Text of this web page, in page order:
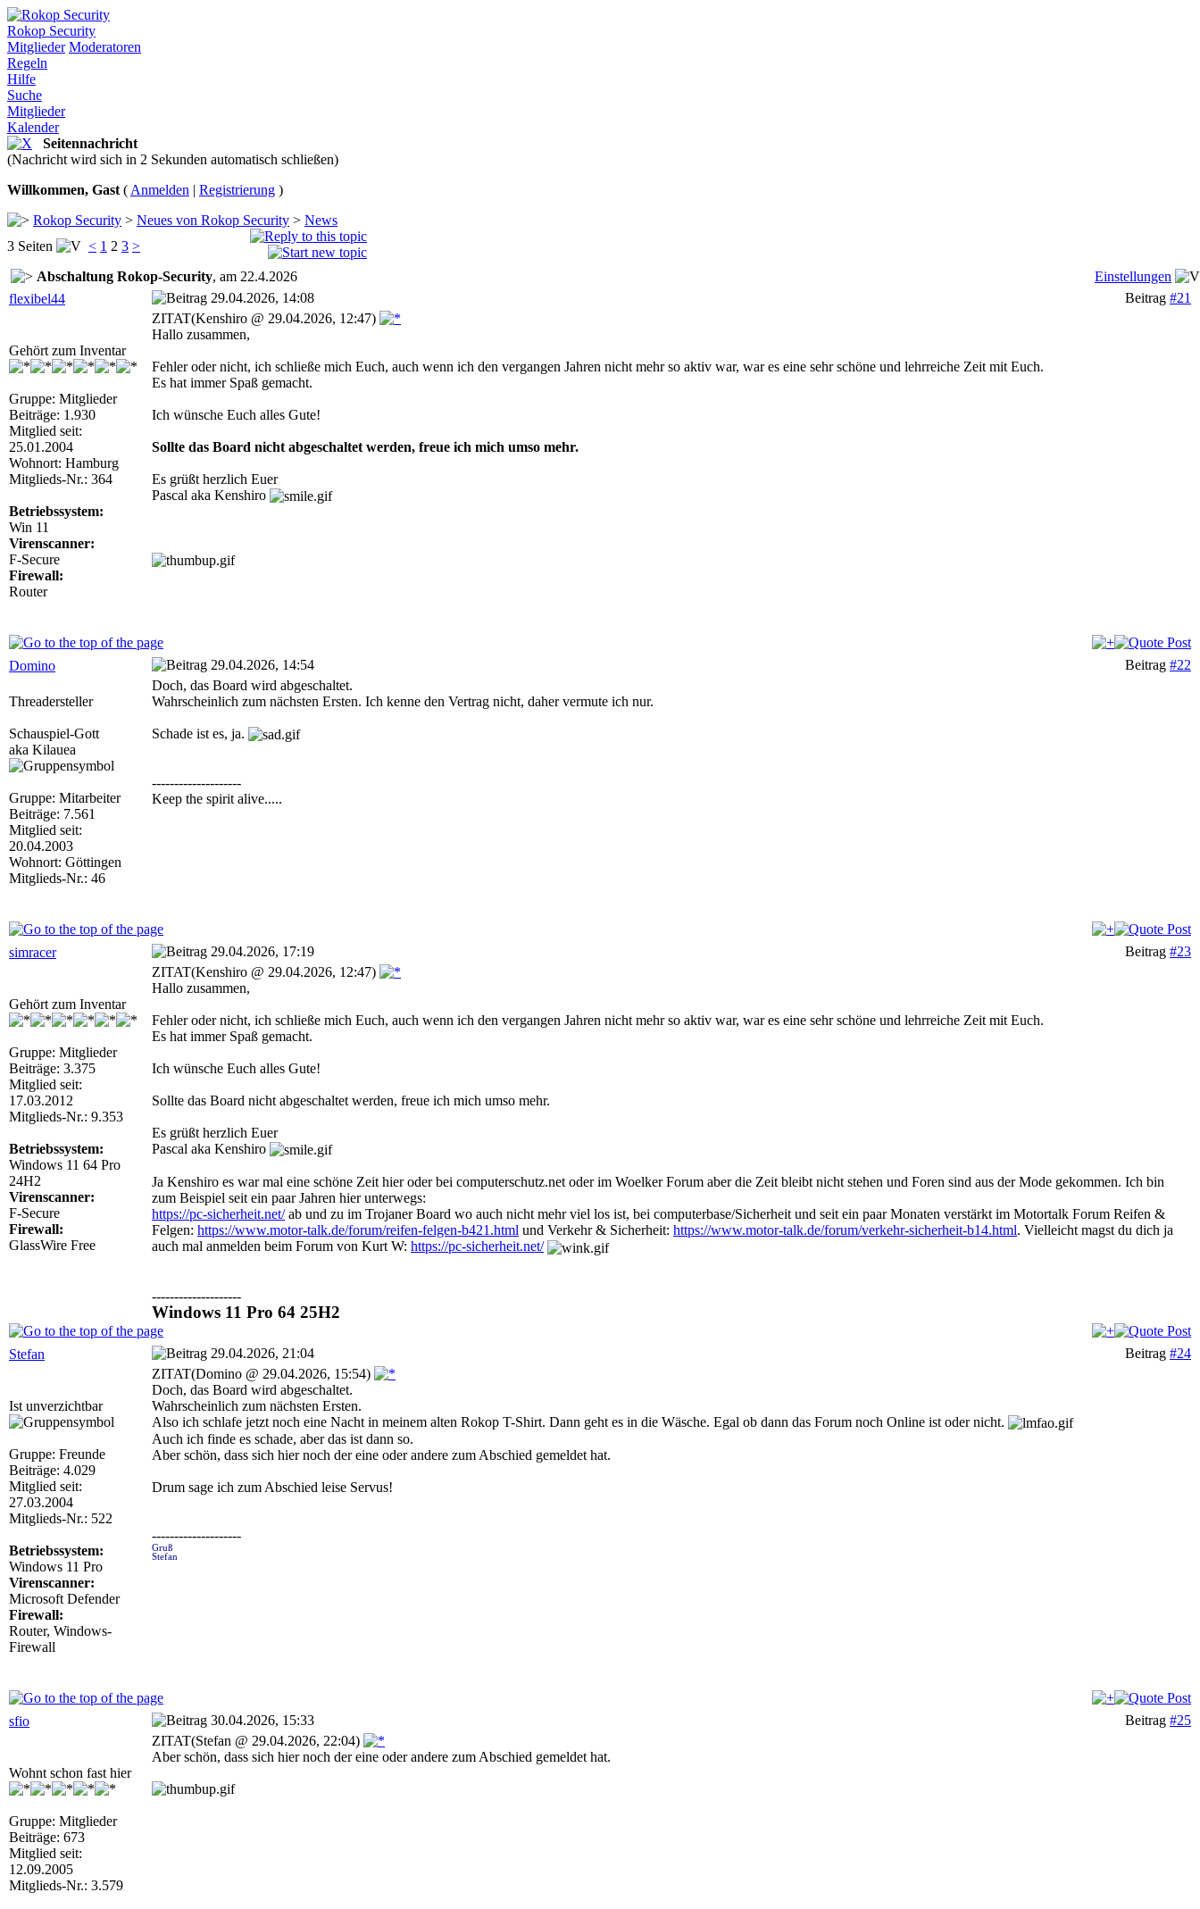
Rokop Security
Mitglieder Moderatoren
Regeln
Hilfe
Suche
Mitglieder
Kalender
Seitennachricht
(Nachricht wird sich in 2 Sekunden automatisch schließen)
Willkommen, Gast ( Anmelden | Registrierung )
Rokop Security > Neues von Rokop Security > News
3 Seiten
< 1 2 3 >
Abschaltung Rokop-Security, am 22.4.2026
Einstellungen
flexibel44
29.04.2026, 14:08 Beitrag #21
Gehört zum Inventar
Gruppe: Mitglieder
Beiträge: 1.930
Mitglied seit:
25.01.2004
Wohnort: Hamburg
Mitglieds-Nr.: 364
Betriebssystem:
Win 11
Virenscanner:
F-Secure
Firewall:
Router
ZITAT(Kenshiro @ 29.04.2026, 12:47)
Hallo zusammen,
Fehler oder nicht, ich schließe mich Euch, auch wenn ich den vergangen Jahren nicht mehr so aktiv war, war es eine sehr schöne und lehrreiche Zeit mit Euch.
Es hat immer Spaß gemacht.
Ich wünsche Euch alles Gute!
Sollte das Board nicht abgeschaltet werden, freue ich mich umso mehr.
Es grüßt herzlich Euer
Pascal aka Kenshiro
Domino 29.04.2026, 14:54 Beitrag #22
Threadersteller
Schauspiel-Gott
aka Kilauea
Gruppe: Mitarbeiter
Beiträge: 7.561
Mitglied seit:
20.04.2003
Wohnort: Göttingen
Mitglieds-Nr.: 46
Doch, das Board wird abgeschaltet.
Wahrscheinlich zum nächsten Ersten. Ich kenne den Vertrag nicht, daher vermute ich nur.
Schade ist es, ja.
--------------------
Keep the spirit alive.....
simracer 29.04.2026, 17:19 Beitrag #23
Gehört zum Inventar
Gruppe: Mitglieder
Beiträge: 3.375
Mitglied seit:
17.03.2012
Mitglieds-Nr.: 9.353
Betriebssystem:
Windows 11 64 Pro
24H2
Virenscanner:
F-Secure
Firewall:
GlassWire Free
ZITAT(Kenshiro @ 29.04.2026, 12:47)
Hallo zusammen,
Fehler oder nicht, ich schließe mich Euch, auch wenn ich den vergangen Jahren nicht mehr so aktiv war, war es eine sehr schöne und lehrreiche Zeit mit Euch.
Es hat immer Spaß gemacht.
Ich wünsche Euch alles Gute!
Sollte das Board nicht abgeschaltet werden, freue ich mich umso mehr.
Es grüßt herzlich Euer
Pascal aka Kenshiro
Ja Kenshiro es war mal eine schöne Zeit hier oder bei computerschutz.net oder im Woelker Forum aber die Zeit bleibt nicht stehen und Foren sind aus der Mode gekommen. Ich bin
zum Beispiel seit ein paar Jahren hier unterwegs:
https://pc-sicherheit.net/ab und zu im Trojaner Board wo auch nicht mehr viel los ist, bei computerbase/Sicherheit und seit ein paar Monaten verstärkt im Motortalk Forum Reifen &
Felgen: https://www.motor-talk.de/forum/reifen-felgen-b421.html und Verkehr & Sicherheit: https://www.motor-talk.de/forum/verkehr-sicherheit-b14.html. Vielleicht magst du dich ja
auch mal anmelden beim Forum von Kurt W: https://pc-sicherheit.net/
--------------------
Windows 11 Pro 64 25H2
Stefan 29.04.2026, 21:04 Beitrag #24
Ist unverzichtbar
Gruppe: Freunde
Beiträge: 4.029
Mitglied seit:
27.03.2004
Mitglieds-Nr.: 522
Betriebssystem:
Windows 11 Pro
Virenscanner:
Microsoft Defender
Firewall:
Router, Windows-
Firewall
ZITAT(Domino @ 29.04.2026, 15:54)
Doch, das Board wird abgeschaltet.
Wahrscheinlich zum nächsten Ersten.
Also ich schlafe jetzt noch eine Nacht in meinem alten Rokop T-Shirt. Dann geht es in die Wäsche. Egal ob dann das Forum noch Online ist oder nicht.
Auch ich finde es schade, aber das ist dann so.
Aber schön, dass sich hier noch der eine oder andere zum Abschied gemeldet hat.
Drum sage ich zum Abschied leise Servus!
--------------------
Gruß
Stefan
sfio 30.04.2026, 15:33 Beitrag #25
Wohnt schon fast hier
Gruppe: Mitglieder
Beiträge: 673
Mitglied seit:
12.09.2005
Mitglieds-Nr.: 3.579
ZITAT(Stefan @ 29.04.2026, 22:04)
Aber schön, dass sich hier noch der eine oder andere zum Abschied gemeldet hat.